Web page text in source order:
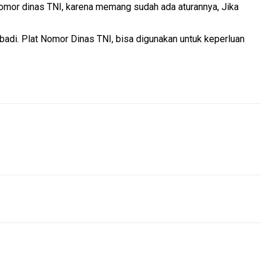
dinas TNI, karena memang sudah ada aturannya, Jika
Plat Nomor Dinas TNI, bisa digunakan untuk keperluan